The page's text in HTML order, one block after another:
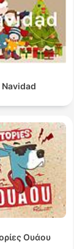
Navidad
Ουάου